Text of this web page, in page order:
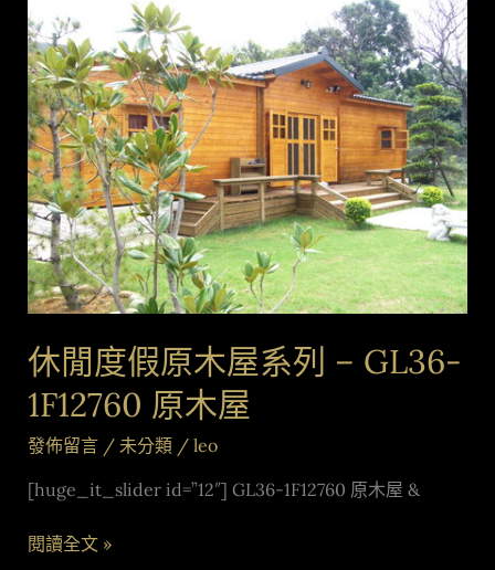
休閒度假原木屋系列 – GL36-
1F12760 原木屋
發佈留言 / 未分類/ leo
[huge_it_slider id=”12″] GL36-1F12760 原木屋 &
閒
度
假
原
木
屋
系
列
–
GL36-
1F12760
木
屋
閱讀全文 »